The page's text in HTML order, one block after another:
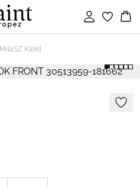
Einloggen
MilaSZ Kleid